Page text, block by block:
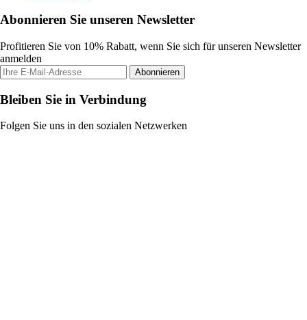
Abonnieren Sie unseren Newsletter
Profitieren Sie von 10% Rabatt, wenn Sie sich für unseren Newsletter
anmelden
Abonnieren
Bleiben Sie in Verbindung
Folgen Sie uns in den sozialen Netzwerken